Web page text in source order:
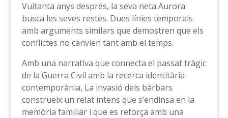
Vuitanta anys després, la seva neta Aurora
busca les seves restes. Dues línies temporals
amb arguments similars que demostren que els
conflictes no canvien tant amb el temps.
Amb una narrativa que connecta el passat tràgic
de la Guerra Civil amb la recerca identitària
contemporània, La invasió dels bàrbars
construeix un relat intens que s’endinsa en la
memòria familiar i que es reforça amb una